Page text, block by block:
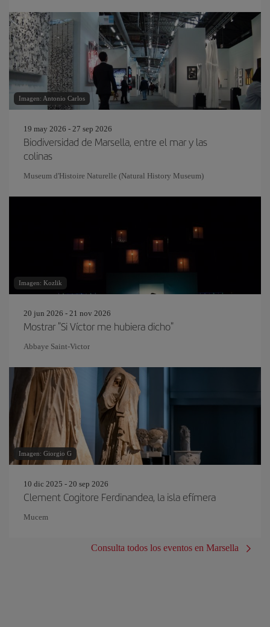
Imagen: Antonio Carlos
19 may 2026 - 27 sep 2026
Biodiversidad de Marsella, entre el mar y las
colinas
Museum d'Histoire Naturelle (Natural History Museum)
Imagen: Kozlik
20 jun 2026 - 21 nov 2026
Mostrar "Si Víctor me hubiera dicho"
Abbaye Saint-Victor
Imagen: Giorgio G
10 dic 2025 - 20 sep 2026
Clement Cogitore Ferdinandea, la isla efímera
Mucem
Consulta todos los eventos en Marsella